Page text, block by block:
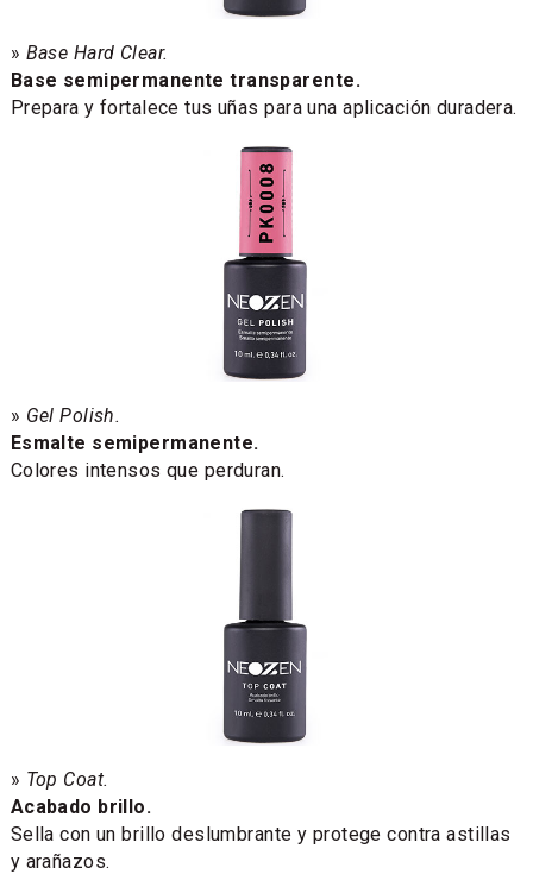
» Base Hard Clear.
Base semipermanente transparente.
Prepara y fortalece tus uñas para una aplicación duradera.
» Gel Polish.
Esmalte semipermanente.
Colores intensos que perduran.
» Top Coat.
Acabado brillo.
Sella con un brillo deslumbrante y protege contra astillas
y arañazos.